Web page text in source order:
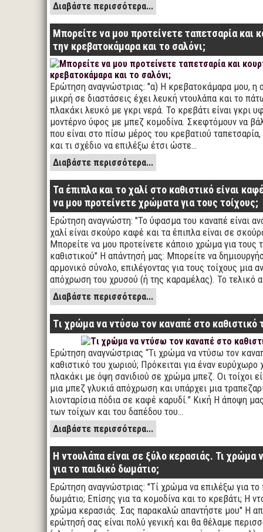
Διαβάστε περισσότερα...
Μπορείτε να μου προτείνετε ταπετσαρία και
την κρεβατοκάμαρα και το σαλόνι;
Ερώτηση αναγνώστριας: "α) Η κρεβατοκάμαρα μου, η
μικρή σε διαστάσεις έχει λευκή ντουλάπα και το
πλακάκι λευκό με γκρι νερά. Το κρεβάτι είναι γκρι
μοντέρνο ύφος με μπεζ κομοδίνα. Σκεφτόμουν να
που είναι στο πίσω μέρος του κρεβατιού
και τι σχέδιο να επιλέξω έτσι ώστε…
Διαβάστε περισσότερα...
Τα έπιπλα και το χαλί στο καθιστικό είναι
να μου προτείνετε χρώματα για τους τοίχους;
Ερώτηση αναγνώστη: "Το ύφασμα του καναπέ είναι
χαλί είναι σκούρο καφέ και τα έπιπλα είναι σε
Μπορείτε να μου προτείνετε κάποιο χρώμα για τους
καθιστικού" Η απάντησή μας: Μπορείτε να
αρμονικό σύνολο, επιλέγοντας για τους τοίχους μια
απόχρωση του χρυσού (ή της καραμέλας). Το τελικό
Διαβάστε περισσότερα...
Tι χρώμα να ντύσω τον καναπέ στο καθιστικό
Ερώτηση αναγνώστριας “Τι χρώμα να ντύσω τον
καθιστικό του χωριού; Πρόκειται για έναν
πλακάκι με όψη σανιδιού σε χρώμα μπεζ. Οι τοίχοι
μια μπεζ γλυκιά απόχρωση και υπάρχει μια
λιονταρίσια πόδια σε καφέ καρυδί.” Κική Η άποψη
των τοίχων και του δαπέδου του…
Διαβάστε περισσότερα...
Η ντουλάπα είναι σε ξύλο κερασιάς. Τι χρώμα
για το παιδικό δωμάτιο;
Ερώτηση αναγνώστριας: "Τί χρώμα να επιλέξω για το
δωμάτιο; Επίσης για τα κομοδίνα και το κρεβάτι; Η
χρώμα κερασιάς. Σας παρακαλώ απαντήστε μου" Η
ερώτησή σας είναι πολύ γενική και θα θέλαμε